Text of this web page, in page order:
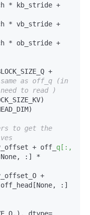
as off_q (in
need to read )
to get the
+ off_
q[:,
:] *
:]